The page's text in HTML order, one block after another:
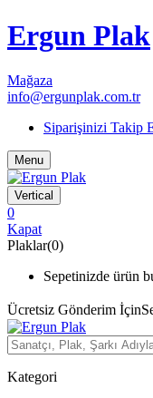
Ergun Plak
Mağaza
info@ergunplak.com.tr
Siparişinizi Takip
Menu
Vertical
0
Kapat
Plaklar(0)
Sepetinizde ürün
Ücretsiz Gönderim İçin
Kategori